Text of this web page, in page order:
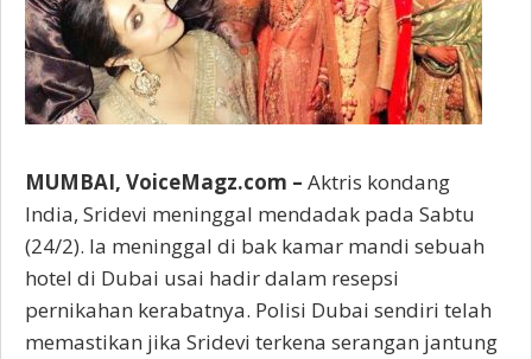
MUMBAI, VoiceMagz.com – Aktris kondang
India, Sridevi meninggal mendadak pada Sabtu
(24/2). Ia meninggal di bak kamar mandi sebuah
hotel di Dubai usai hadir dalam resepsi
pernikahan kerabatnya. Polisi Dubai sendiri telah
memastikan jika Sridevi terkena serangan jantung